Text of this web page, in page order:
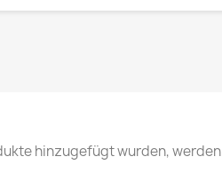
hinzugefügt wurden, werden